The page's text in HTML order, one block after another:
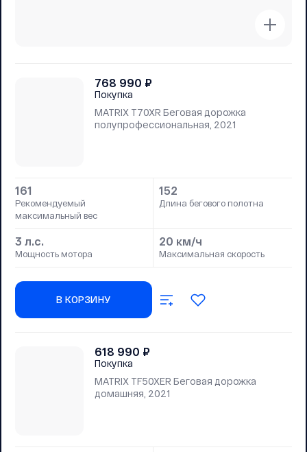
768 990 ₽
Покупка
MATRIX T70XR Беговая дорожка
полупрофессиональная, 2021
161
Рекомендуемый
максимальный вес
152
Длина бегового полотна
3 л.с.
Мощность мотора
20 км/ч
Максимальная скорость
В КОРЗИНУ
618 990 ₽
Покупка
MATRIX TF50XER Беговая дорожка
домашняя, 2021